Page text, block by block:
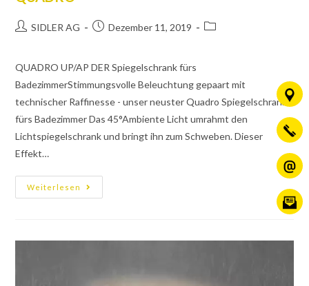
SIDLER AG Dezember 11, 2019
QUADRO UP/AP DER Spiegelschrank fürs
BadezimmerStimmungsvolle Beleuchtung gepaart mit
technischer Raffinesse - unser neuster Quadro Spiegelschrank
fürs Badezimmer Das 45°Ambiente Licht umrahmt den
Lichtspiegelschrank und bringt ihn zum Schweben. Dieser
Effekt…
Weiterlesen